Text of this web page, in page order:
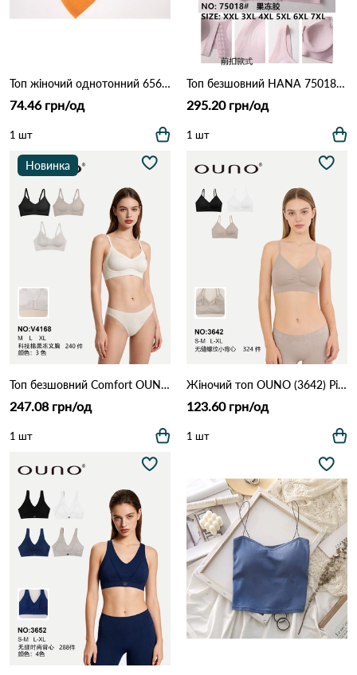
Топ жіночий однотонний 656 Оранжевий
74.46 грн/од
1 шт
Топ безшовний HANA 75018 Різні кольори
295.20 грн/од
1 шт
Новинка
Топ безшовний Comfort OUNO B-C 4168 Різні кольори
247.08 грн/од
1 шт
Жіночий топ OUNO (3642) Різні кольори
123.60 грн/од
1 шт